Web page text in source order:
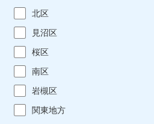
北区
見沼区
桜区
南区
岩槻区
関東地方